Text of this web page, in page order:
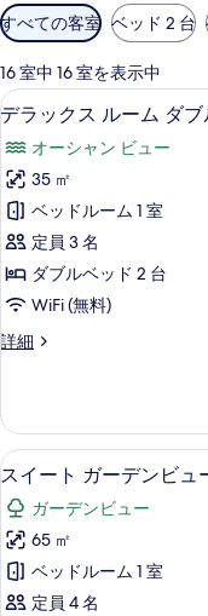
利
用
可
能
な
客
室
の
絞
り
込
み
条
すべての客室 ベッド 2 台
16 室中 16 室を表示中
デ
ラ
ッ
ク
ス
ル
ー
ム
ダ
ル
ベ
ッ
ド
2
台
シ
3
デラックス ルーム ダ
オーシャン ビュー
35 ㎡
ベッドルーム 1 室
定員 3 名
ダブルベッド 2 台
WiFi (無料)
詳細
デ
ス
ル
ー
ダ
ブ
ル
ベ
ッ
ス
イ
ー
ト
ガ
6
スイート ガーデンビュ
ガーデンビュー
65 ㎡
ベッドルーム 1 室
定員 4 名